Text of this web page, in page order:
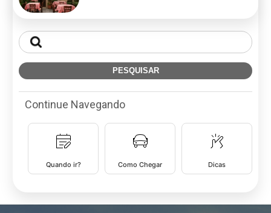
Continue Navegando
Quando ir? Como Chegar Dicas